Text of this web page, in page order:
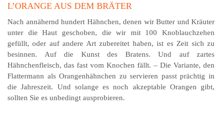
L’ORANGE AUS DEM BRÄTER
Nach annähernd hundert Hähnchen, denen wir Butter und Kräuter
unter die Haut geschoben, die wir mit 100 Knoblauchzehen
gefüllt, oder auf andere Art zubereitet haben, ist es Zeit sich zu
besinnen. Auf die Kunst des Bratens. Und auf zartes
Hähnchenfleisch, das fast vom Knochen fällt. – Die Variante, den
Flattermann als Orangenhähnchen zu servieren passt prächtig in
die Jahreszeit. Und solange es noch akzeptable Orangen gibt,
sollten Sie es unbedingt ausprobieren.